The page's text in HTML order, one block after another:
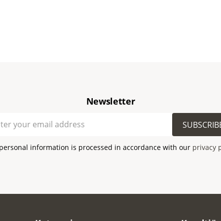
Newsletter
information is processed in accordance with our privacy